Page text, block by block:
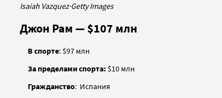
Isaiah Vazquez·Getty Images
Джон Рам — $107 млн
В спорте: $97 млн
За пределами спорта: $10 млн
Гражданство: Испания